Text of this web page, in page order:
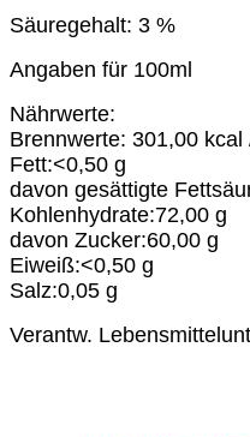
Säuregehalt: 3 %
Angaben für 100ml
Nährwerte:
Brennwerte: 301,00 kcal
Fett:<0,50 g
davon gesättigte
Kohlenhydrate:72,00 g
davon Zucker:60,00 g
Eiweiß:<0,50 g
Salz:0,05 g
Verantw.